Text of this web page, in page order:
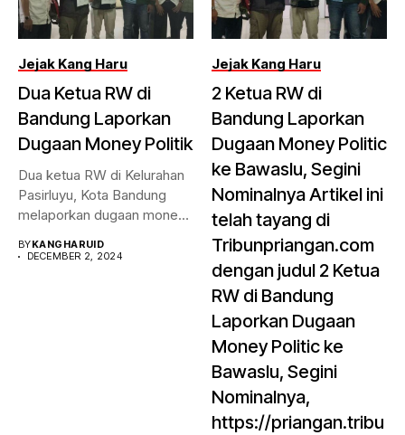
Jejak Kang Haru
Dua Ketua RW di
Bandung Laporkan
Dugaan Money Politik
Dua ketua RW di Kelurahan
Pasirluyu, Kota Bandung
melaporkan dugaan money
BYKANGHARUID
DECEMBER 2, 2024
Jejak Kang Haru
2 Ketua RW di
Bandung Laporkan
Dugaan Money Politic
ke Bawaslu, Segini
Nominalnya Artikel ini
telah tayang di
Tribunpriangan.com
dengan judul 2 Ketua
RW di Bandung
Laporkan Dugaan
Money Politic ke
Bawaslu, Segini
Nominalnya,
https://priangan.tribu